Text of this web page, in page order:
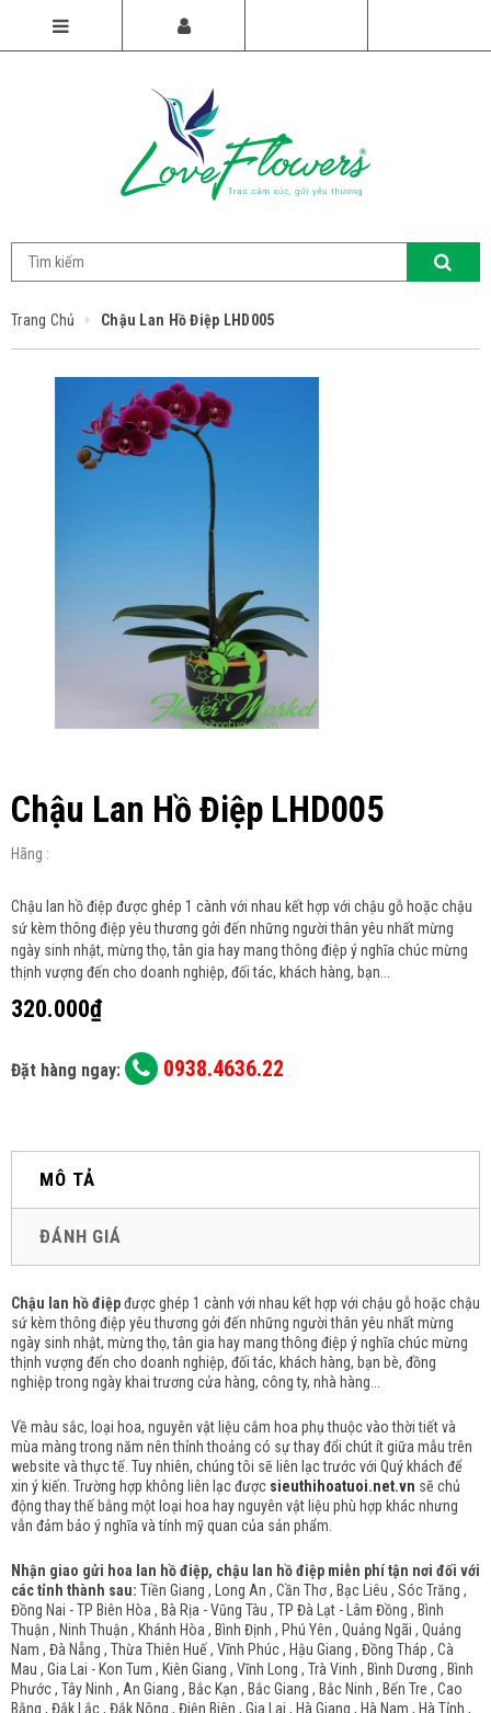
Trang Chủ Chậu Lan Hồ Điệp LHD005
Chậu Lan Hồ Điệp LHD005
Hãng :
Chậu lan hồ điệp được ghép 1 cành với nhau kết hợp với chậu gỗ hoặc chậu
sứ kèm thông điệp yêu thương gởi đến những người thân yêu nhất mừng
ngày sinh nhật, mừng thọ, tân gia hay mang thông điệp ý nghĩa chúc mừng
thịnh vượng đến cho doanh nghiệp, đối tác, khách hàng, bạn...
320.000₫
Đặt hàng ngay: 0938.4636.22
MÔ TẢ
ĐÁNH GIÁ
Chậu lan hồ điệpđược ghép 1 cành với nhau kết hợp với chậu gỗ hoặc chậu
sứ kèmthông điệp yêu thương gởi đến những người thân yêu nhất mừng
ngày sinh nhật, mừng thọ, tân gia hay mang thông điệp ý nghĩa chúc mừng
thịnh vượng đến cho doanh nghiệp, đối tác, khách hàng, bạn bè, đồng
nghiệp trong ngày khai trương cửa hàng, công ty, nhà hàng...
Về màu sắc, loại hoa, nguyên vật liệu cắm hoa phụ thuộc vào thời tiết và
mùa màng trong năm nên thỉnh thoảng có sự thay đổi chút ít giữa mẫu trên
website và thực tế. Tuy nhiên, chúng tôi sẽ liên lạc trước với Quý khách để
xin ý kiến. Trường hợp không liên lạc được sieuthihoatuoi.net.vn sẽ chủ
động thay thế bằng một loại hoa hay nguyên vật liệu phù hợp khác nhưng
vẫn đảm bảo ý nghĩa và tính mỹ quan của sản phẩm.
Nhận giao gửi hoa lan hồ điệp, chậu lan hồ điệp miễn phí tận nơi đối với
các tỉnh thành sau: Tiền Giang , Long An , Cần Thơ , Bạc Liêu , Sóc Trăng ,
Đồng Nai - TP Biên Hòa , Bà Rịa - Vũng Tàu , TP Đà Lạt - Lâm Đồng , Bình
Thuận , Ninh Thuận , Khánh Hòa , Bình Định , Phú Yên , Quảng Ngãi , Quảng
Nam , Đà Nẵng , Thừa Thiên Huế , Vĩnh Phúc , Hậu Giang , Đồng Tháp , Cà
Mau , Gia Lai - Kon Tum , Kiên Giang , Vĩnh Long , Trà Vinh , Bình Dương , Bình
Phước , Tây Ninh , An Giang , Bắc Kạn , Bắc Giang , Bắc Ninh , Bến Tre , Cao
Bằng , Đắk Lắc , Đắk Nông , Điện Biên , Gia Lai , Hà Giang , Hà Nam , Hà Tỉnh ,